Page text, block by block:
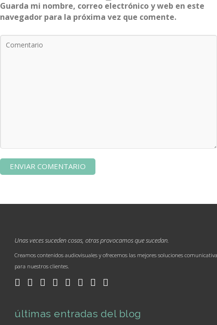
Guarda mi nombre, correo electrónico y web en este
navegador para la próxima vez que comente.
Unas veces suceden cosas, otras provocamos que sucedan.
Creamos contenidos audiovisuales y ofrecemos las mejores soluciones
para nuestros clientes.
últimas entradas del blog